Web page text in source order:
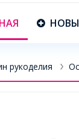
рукоделия